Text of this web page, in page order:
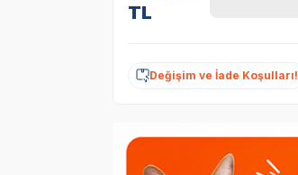
TL
Değişim ve İade Koşulları!